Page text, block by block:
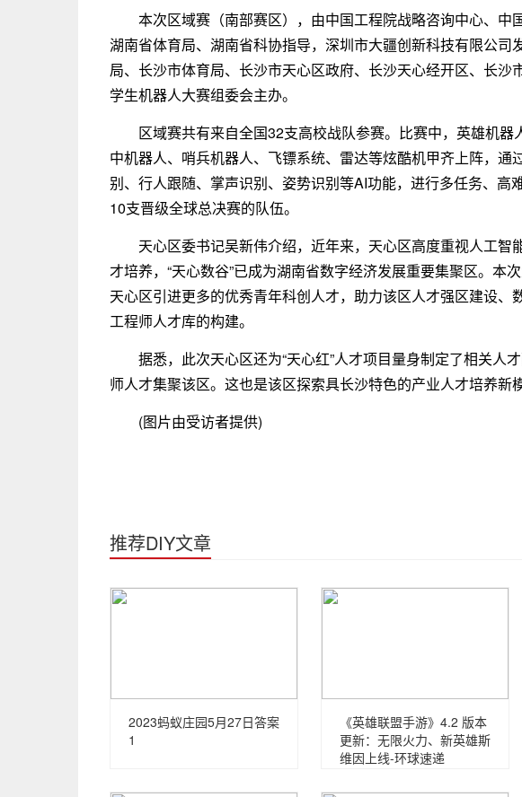
本次区域赛（南部赛区），由中国工程院战略咨询中心、中
湖南省体育局、湖南省科协指导，深圳市大疆创新科技有限公司
局、长沙市体育局、长沙市天心区政府、长沙天心经开区、长沙
学生机器人大赛组委会主办。
区域赛共有来自全国32支高校战队参赛。比赛中，英雄机
中机器人、哨兵机器人、飞镖系统、雷达等炫酷机甲齐上阵，通
别、行人跟随、掌声识别、姿势识别等AI功能，进行多任务、高
10支晋级全球总决赛的队伍。
天心区委书记吴新伟介绍，近年来，天心区高度重视人工智
才培养，“天心数谷”已成为湖南省数字经济发展重要集聚区。本
天心区引进更多的优秀青年科创人才，助力该区人才强区建设、
工程师人才库的构建。
据悉，此次天心区还为“天心红”人才项目量身制定了相关人
师人才集聚该区。这也是该区探索具长沙特色的产业人才培养新
(图片由受访者提供)
推荐DIY文章
2023蚂蚁庄园5月27日答案
1
《英雄联盟手游》4.2 版本
更新：无限火力、新英雄斯
维因上线-环球速递